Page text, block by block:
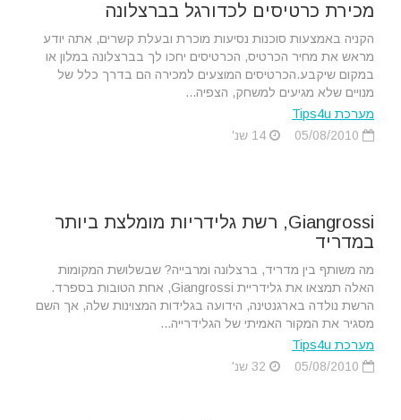
מכירת כרטיסים לכדורגל בברצלונה
הקניה באמצעות סוכנות נסיעות מוכרת ובעלת קשרים, אתה יודע
מראש את מחיר הכרטיס, הכרטיסים יחכו לך בברצלונה במלון או
במקום שיקבע.הכרטיסים המוצעים למכירה הם בדרך כלל של
מנויים שלא מגיעים למשחק, הצפיה...
מערכת Tips4u
Giangrossi, רשת גלידריות מומלצת ביותר
במדריד
מה משותף בין מדריד, ברצלונה ומרבייה? שבשלושת המקומות
האלה תמצאו את גלידריית Giangrossi, אחת הטובות בספרד.
הרשת נולדה בארגנטינה, הידועה בגלידות המצוינות שלה, אך השם
מסגיר את המקור האמיתי של הגלידרייה...
מערכת Tips4u